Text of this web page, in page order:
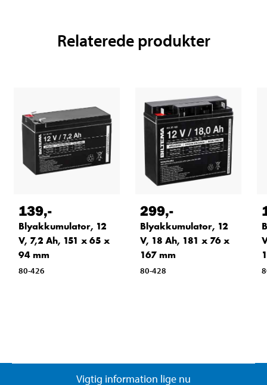
Relaterede produkter
139,-
Blyakkumulator, 12
V, 7,2 Ah, 151 x 65 x
94 mm
80-426
299,-
Blyakkumulator, 12
V, 18 Ah, 181 x 76 x
167 mm
80-428
Vigtig information lige nu